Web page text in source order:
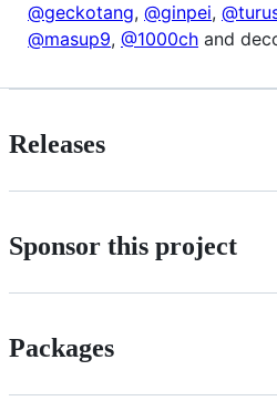
@geckotang, @ginpei,
@masup9, @1000ch and
Releases
Sponsor this project
Packages